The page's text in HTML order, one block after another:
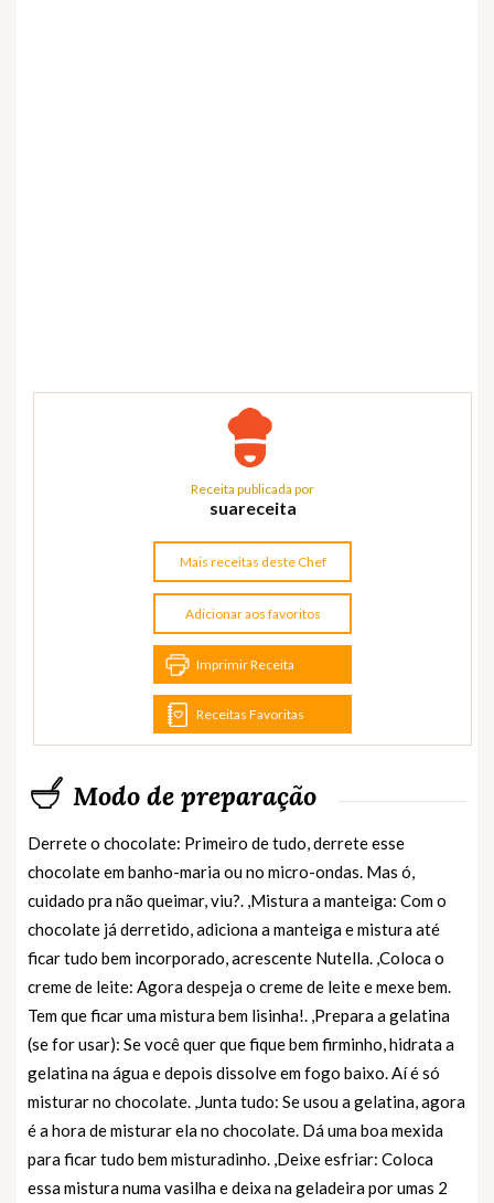
Receita publicada por
suareceita
Mais receitas deste Chef
Adicionar aos favoritos
Imprimir Receita
Receitas Favoritas
Modo de preparação
Derrete o chocolate: Primeiro de tudo, derrete esse
chocolate em banho-maria ou no micro-ondas. Mas ó,
cuidado pra não queimar, viu?. ,Mistura a manteiga: Com o
chocolate já derretido, adiciona a manteiga e mistura até
ficar tudo bem incorporado, acrescente Nutella. ,Coloca o
creme de leite: Agora despeja o creme de leite e mexe bem.
Tem que ficar uma mistura bem lisinha!. ,Prepara a gelatina
(se for usar): Se você quer que fique bem firminho, hidrata a
gelatina na água e depois dissolve em fogo baixo. Aí é só
misturar no chocolate. ,Junta tudo: Se usou a gelatina, agora
é a hora de misturar ela no chocolate. Dá uma boa mexida
para ficar tudo bem misturadinho. ,Deixe esfriar: Coloca
essa mistura numa vasilha e deixa na geladeira por umas 2